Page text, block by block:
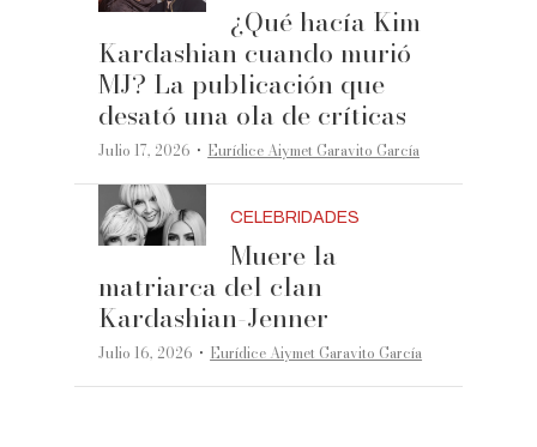
¿Qué hacía Kim
Kardashian cuando murió
MJ? La publicación que
desató una ola de críticas
Julio 17, 2026 ·Eurídice Aiymet Garavito García
CELEBRIDADES
Muere la
matriarca del clan
Kardashian-Jenner
Julio 16, 2026 ·Eurídice Aiymet Garavito García